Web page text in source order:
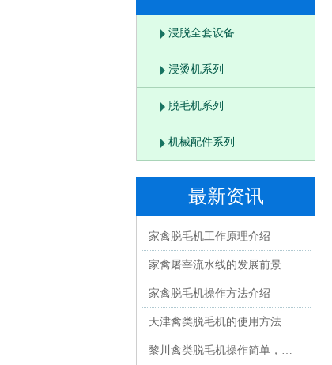
浸脱全套设备
浸烫机系列
脱毛机系列
机械配件系列
最新资讯
家禽脱毛机工作原理介绍
家禽屠宰流水线的发展前景…
家禽脱毛机操作方法介绍
天津禽类脱毛机的使用方法…
黎川禽类脱毛机操作简单，…